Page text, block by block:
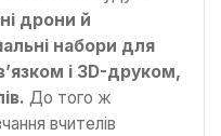
дрони й
набори для
і 3D-друком,
До того ж
вчителів